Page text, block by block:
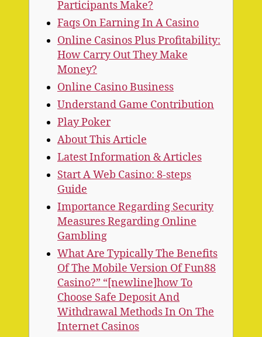
Participants Make?
Faqs On Earning In A Casino
Online Casinos Plus Profitability:
How Carry Out They Make
Money?
Online Casino Business
Understand Game Contribution
Play Poker
About This Article
Latest Information & Articles
Start A Web Casino: 8-steps
Guide
Importance Regarding Security
Measures Regarding Online
Gambling
What Are Typically The Benefits
Of The Mobile Version Of Fun88
Casino?” “[newline]how To
Choose Safe Deposit And
Withdrawal Methods In On The
Internet Casinos